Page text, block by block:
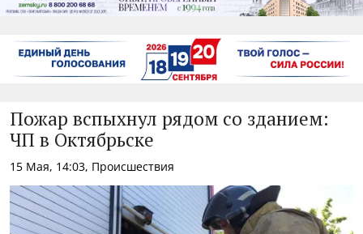
Пожар вспыхнул рядом со зданием:
ЧП в Октябрьске
15 Мая, 14:03, Происшествия